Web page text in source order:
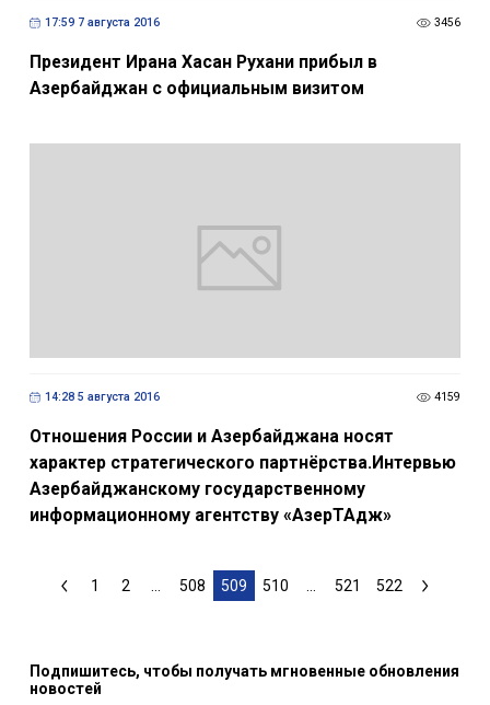
17:59 7 августа 2016 3456
Президент Ирана Хасан Рухани прибыл в
Азербайджан с официальным визитом
14:28 5 августа 2016 4159
Отношения России и Азербайджана носят
характер стратегического партнёрства.Интервью
Азербайджанскому государственному
информационному агентству «АзерТАдж»
1 2 ... 508 509 510 ... 521 522
Подпишитесь, чтобы получать мгновенные обновления
новостей